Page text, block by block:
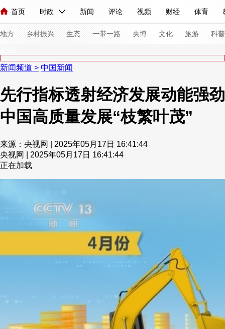
首页 时政 新闻 评论 视频 财经 体育
人民领袖习近平 联播+ 中国领导人 央视快评 习式妙语
直播 栏目大全 节目单 听音 微视频 主持人
海外频道 iPanda English Монгол
地方 乡村振兴 生态 一带一路 央博 文化 旅游 科普
总台春晚 网络春晚
新闻 国内 国际 评论 经济 军事 科技
视频 小央视频 小央直播
VIP会员 CCTV奥林匹克频道
乡村振兴 生态环境
大国智造 大国展会 大国保险 云顶对话
CCTV.节目官网 直播 节目单 栏目 片库 热播榜
新闻频道 > 中国新闻
先行指标透射经济发展动能强劲
中国高质量发展“枝繁叶茂”
来源：央视网 | 2025年05月17日 16:41:44
央视网 | 2025年05月17日 16:41:44
正在加载